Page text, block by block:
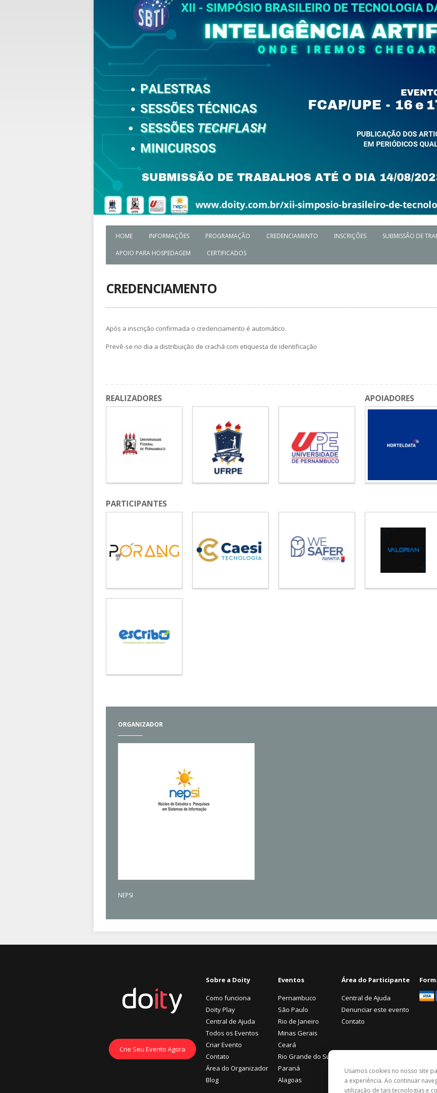
HOME INFORMAÇÕES PROGRAMAÇÃO CREDENCIAMENTO INSCRIÇÕES SUBMISSÃO DE
APOIO PARA HOSPEDAGEM CERTIFICADOS
CREDENCIAMENTO
Após a inscrição confirmada o credenciamento é automático.
Prevê-se no dia a distribuição de crachá com etiquesta de identificação
REALIZADORES APOIADORES
PARTICIPANTES
ORGANIZADOR
NEPSI
Crie Seu Evento Agora
Sobre a Doity
Como funciona
Doity Play
Central de Ajuda
Todos os Eventos
Criar Evento
Contato
Área do Organizador
Blog
Eventos
Pernambuco
São Paulo
Rio de Janeiro
Minas Gerais
Ceará
Rio Grande do Sul
Paraná
Alagoas
Área do Participante
Central de Ajuda
Denunciar este evento
Contato
Usamos cookies no nosso site
a experiência. Ao continuar
utilização de tais tecnologias e